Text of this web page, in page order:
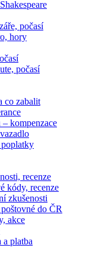
počasí
hory
počasí
co zabalit
kompenzace
recenze
kódy, recenze
zkušenosti
do ČR
akce
a platba